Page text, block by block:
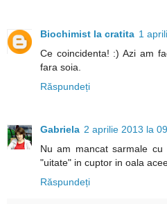
Biochimist la cratita 1
Ce coincidenta! :) Azi am
fara soia.
Răspundeți
Gabriela 2 aprilie 2013 la
Nu am mancat sarmale
"uitate" in cuptor in oala
Răspundeți